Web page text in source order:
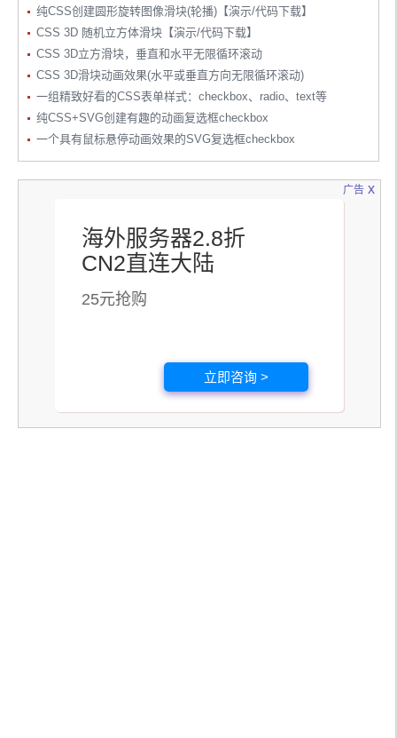
纯CSS创建圆形旋转图像滑块(轮播)【演示/代码下载】
CSS 3D 随机立方体滑块【演示/代码下载】
CSS 3D立方滑块，垂直和水平无限循环滚动
CSS 3D滑块动画效果(水平或垂直方向无限循环滚动)
一组精致好看的CSS表单样式：checkbox、radio、text等
纯CSS+SVG创建有趣的动画复选框checkbox
一个具有鼠标悬停动画效果的SVG复选框checkbox
广告
海外服务器2.8折
CN2直连大陆
25元抢购
立即咨询 >
x